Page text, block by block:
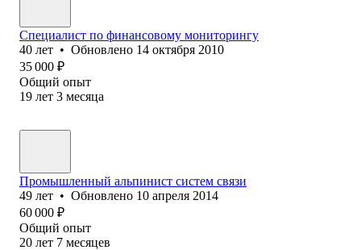
Специалист по финансовому мониторингу
40 лет • Обновлено 14 октября 2010
35 000 ₽
Общий опыт
19 лет 3 месяца
Промышленный альпинист систем связи
49 лет • Обновлено 10 апреля 2014
60 000 ₽
Общий опыт
20 лет 7 месяцев